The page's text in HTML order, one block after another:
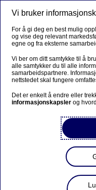
Boliglån
Jeg ønsker
boliglån
sikkerhet i
Mitt lånebehov
Vi bruker
For å gi deg en best mulig
og vise deg relevant
egne og fra eksterne
Vi ber om ditt samtykke til å
alle samtykker du til alle
samarbeidspartnere.
nettstedet skal fungere
Det er enkelt å endre eller
informasjonskapsler og